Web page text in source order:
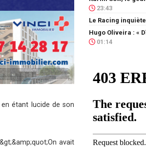
étant lucide de son
avait
23:43
Le Racing inquiète
01:14